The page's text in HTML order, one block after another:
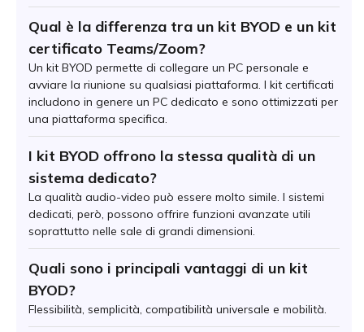
Qual è la differenza tra un kit BYOD e un kit
certificato Teams/Zoom?
Un kit BYOD permette di collegare un PC personale e
avviare la riunione su qualsiasi piattaforma. I kit certificati
includono in genere un PC dedicato e sono ottimizzati per
una piattaforma specifica.
I kit BYOD offrono la stessa qualità di un
sistema dedicato?
La qualità audio-video può essere molto simile. I sistemi
dedicati, però, possono offrire funzioni avanzate utili
soprattutto nelle sale di grandi dimensioni.
Quali sono i principali vantaggi di un kit
BYOD?
Flessibilità, semplicità, compatibilità universale e mobilità.